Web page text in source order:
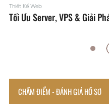
Thiết Kế Web
Tối Ưu Server, VPS & Giải
CHẤM ĐIỂM - ĐÁNH GIÁ HỒ SƠ